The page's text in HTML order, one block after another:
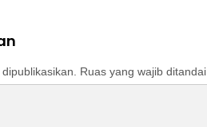
Ruas yang wajib ditandai